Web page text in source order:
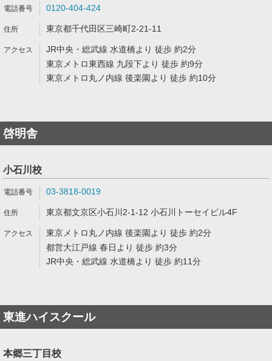
0120-404-424
東京都千代田区三崎町2-21-11
JR中央・総武線 水道橋より 徒歩 約2分
東京メトロ東西線 九段下より 徒歩 約9分
東京メトロ丸ノ内線 後楽園より 徒歩 約10分
啓明舎
小石川校
03-3818-0019
東京都文京区小石川2-1-12 小石川トーセイビル4F
東京メトロ丸ノ内線 後楽園より 徒歩 約2分
都営大江戸線 春日より 徒歩 約3分
JR中央・総武線 水道橋より 徒歩 約11分
東進ハイスクール
本郷三丁目校